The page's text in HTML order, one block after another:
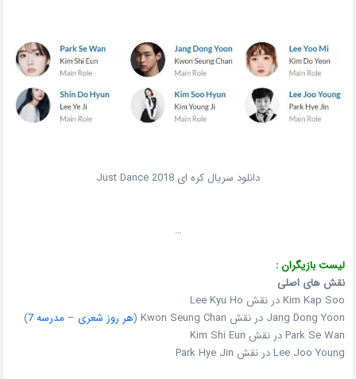
دانلود سریال کره ای Just Dance 2018
…
لیست بازیگران :
نقش های اصلی
Kim Kap Soo در نقش Lee Kyu Ho
Jang Dong Yoon در نقش Kwon Seung Chan (
هر روز شعری – مدرسه 7 )
Park Se Wan در نقش Kim Shi Eun
Lee Joo Young در نقش Park Hye Jin